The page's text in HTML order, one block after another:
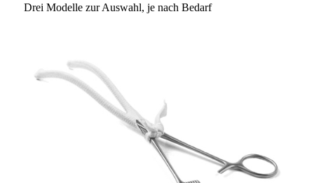
Drei Modelle zur Auswahl, je nach Bedarf